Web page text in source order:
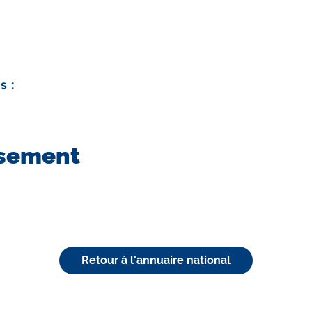
:
Retour à l'annuaire national